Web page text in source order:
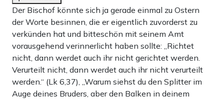
Der Bischof könnte sich ja gerade einmal zu Ostern
der Worte besinnen, die er eigentlich zuvorderst zu
verkünden hat und bitteschön mit seinem Amt
vorausgehend verinnerlicht haben sollte: „Richtet
nicht, dann werdet auch ihr nicht gerichtet werden.
Verurteilt nicht, dann werdet auch ihr nicht verurteilt
werden.“ (Lk 6,37), „Warum siehst du den Splitter im
Auge deines Bruders, aber den Balken in deinem